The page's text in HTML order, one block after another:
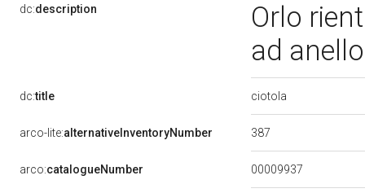
dc:description
Orlo
ad
dc:title ciotola
arco-lite:alternativeInventoryNumber 387
arco:catalogueNumber 00009937